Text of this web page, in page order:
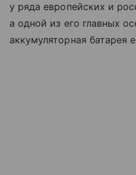
у ряда европейских и
а одной из его главных
аккумуляторная батарея